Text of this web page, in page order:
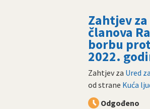
Zahtjev
članova
borbu
2022.
Zahtjev za Ured
od strane Kuća
Odgođeno